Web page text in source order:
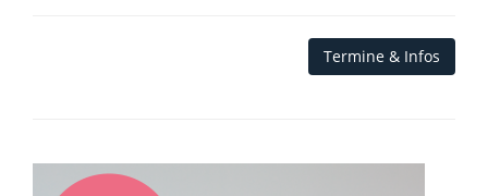
Termine & Infos